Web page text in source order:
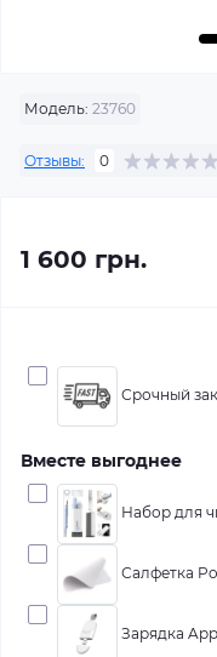
Модель: 23760
Отзывы: 0
1 600 грн.
Срочный
Вместе выгоднее
Набор для
Салфетка
Зарядка